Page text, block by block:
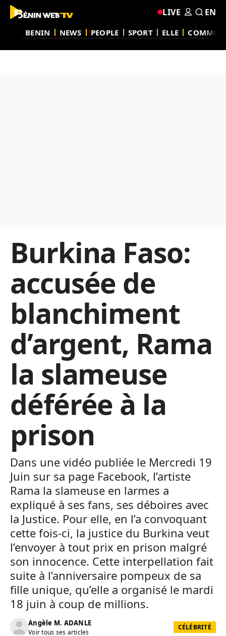
BENIN NEWS PEOPLE SPORT ELLE
LIVE EN
Burkina Faso:
accusée de
blanchiment
d’argent, Rama
la slameuse
déférée à la
prison
Dans une vidéo publiée le Mercredi 19
Juin sur sa page Facebook, l’artiste
Rama la slameuse en larmes a
expliqué à ses fans, ses déboires avec
la Justice. Pour elle, en l’a convoquant
cette fois-ci, la justice du Burkina veut
l’envoyer à tout prix en prison malgré
son innocence. Cette interpellation fait
suite à l’anniversaire pompeux de sa
fille unique, qu’elle a organisé le mardi
18 juin à coup de millions.
Angèle M. ADANLE
Voir tous ses articles
CÉLÉBRITÉ